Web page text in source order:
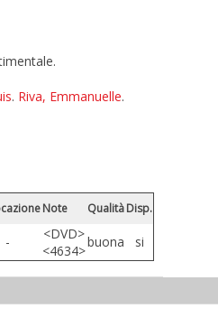
. Riva, Emmanuelle.
Note QualitàDisp.
-
<DVD>
<4634>
buona si